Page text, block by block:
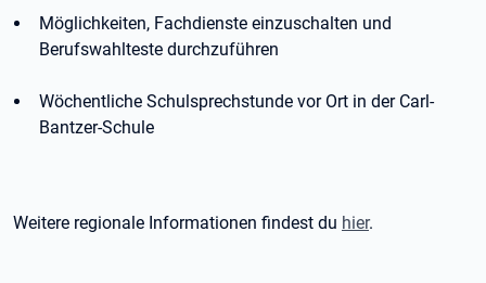
Möglichkeiten, Fachdienste einzuschalten und
Berufswahlteste durchzuführen
Wöchentliche Schulsprechstunde vor Ort in der Carl-
Bantzer-Schule
Weitere regionale Informationen findest du hier.